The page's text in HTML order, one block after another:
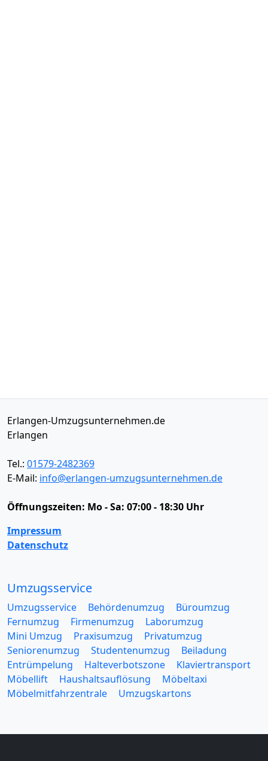
Erlangen-Umzugsunternehmen.de
Erlangen
Tel.: 01579-2482369
E-Mail: info@erlangen-umzugsunternehmen.de
Öffnungszeiten: Mo - Sa: 07:00 - 18:30 Uhr
Impressum
Datenschutz
Umzugsservice
Umzugsservice Behördenumzug
Büroumzug
Fernumzug
Firmenumzug
Laborumzug
Mini Umzug
Praxisumzug
Privatumzug
Seniorenumzug
Studentenumzug
Beiladung
Entrümpelung
Halteverbotszone
Klaviertransport
Möbellift
Haushaltsauflösung
Möbeltaxi
Möbelmitfahrzentrale
Umzugskartons